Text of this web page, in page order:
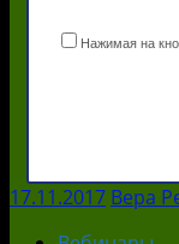
Нажимая на
17.11.2017 Вера